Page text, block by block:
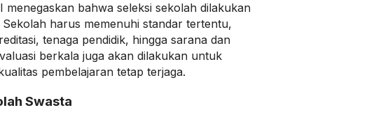
menegaskan bahwa seleksi sekolah dilakukan
harus memenuhi standar tertentu,
tenaga pendidik, hingga sarana dan
berkala juga akan dilakukan untuk
pembelajaran tetap terjaga.
Swasta